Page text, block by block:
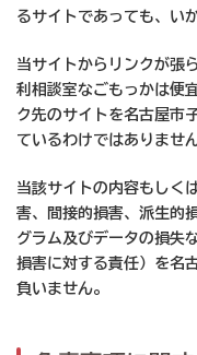
るサイトであっても、い
当サイトからリンクが張
利相談室なごもっかは便
ク先のサイトを名古屋市
ているわけではありません
当該サイトの内容もしく
害、間接的損害、派生的
グラム及びデータの損失
損害に対する責任）を名
負いません。